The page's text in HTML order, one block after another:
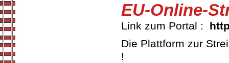
EU-Online-
Link zum Portal :
Die Plattform zur
!